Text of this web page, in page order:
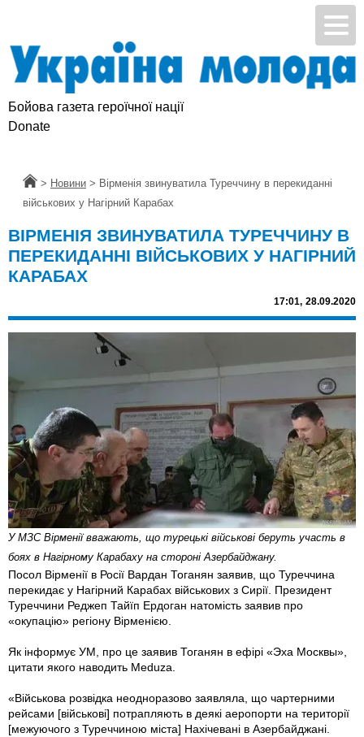
Бойова газета героїчної нації
Donate
Головна
> Новини > Вірменія звинуватила Туреччину в перекиданні
військових у Нагірний Карабах
ВІРМЕНІЯ ЗВИНУВАТИЛА ТУРЕЧЧИНУ В
ПЕРЕКИДАННІ ВІЙСЬКОВИХ У НАГІРНИЙ
КАРАБАХ
17:01, 28.09.2020
У МЗС Вірменії вважають, що турецькі військові беруть участь в
боях в Нагірному Карабаху на стороні Азербайджану.
Посол Вірменії в Росії Вардан Тоганян заявив, що Туреччина
перекидає у Нагірний Карабах військових з Сирії. Президент
Туреччини Реджеп Тайїп Ердоган натомість заявив про
«окупацію» регіону Вірменією.
Як інформує УМ, про це заявив Тоганян в ефірі «Эха Москвы»,
цитати якого наводить Meduza.
«Військова розвідка неодноразово заявляла, що чартерними
рейсами [військові] потрапляють в деякі аеропорти на території
[межуючого з Туреччиною міста] Нахічевані в Азербайджані.